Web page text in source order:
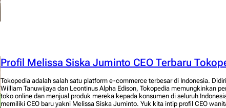
Profil Melissa Siska Juminto CEO Terbaru
Tokopedia adalah salah satu platform e-commerce terbesar di Indonesia.
William Tanuwijaya dan Leontinus Alpha Edison, Tokopedia memungkinkan
toko online dan menjual produk mereka kepada konsumen di seluruh
memiliki CEO baru yakni Melissa Siska Juminto. Yuk kita intip profil CEO